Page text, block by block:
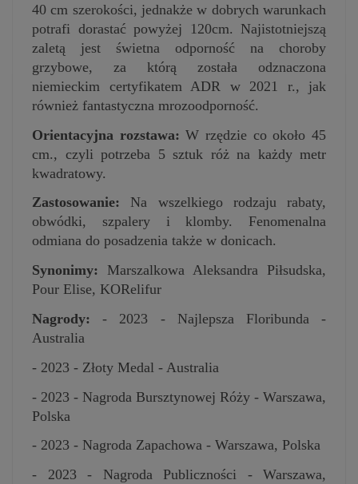
40 cm szerokości, jednakże w dobrych warunkach
potrafi dorastać powyżej 120cm. Najistotniejszą
zaletą jest świetna odporność na choroby
grzybowe, za którą została odznaczona
niemieckim certyfikatem ADR w 2021 r., jak
również fantastyczna mrozoodporność.
Orientacyjna rozstawa: W rzędzie co około 45
cm., czyli potrzeba 5 sztuk róż na każdy metr
kwadratowy.
Zastosowanie: Na wszelkiego rodzaju rabaty,
obwódki, szpalery i klomby. Fenomenalna
odmiana do posadzenia także w donicach.
Synonimy: Marszalkowa Aleksandra Piłsudska,
Pour Elise, KORelifur
Nagrody: - 2023 - Najlepsza Floribunda -
Australia
- 2023 - Złoty Medal - Australia
- 2023 - Nagroda Bursztynowej Róży - Warszawa,
Polska
- 2023 - Nagroda Zapachowa - Warszawa, Polska
- 2023 - Nagroda Publiczności - Warszawa,